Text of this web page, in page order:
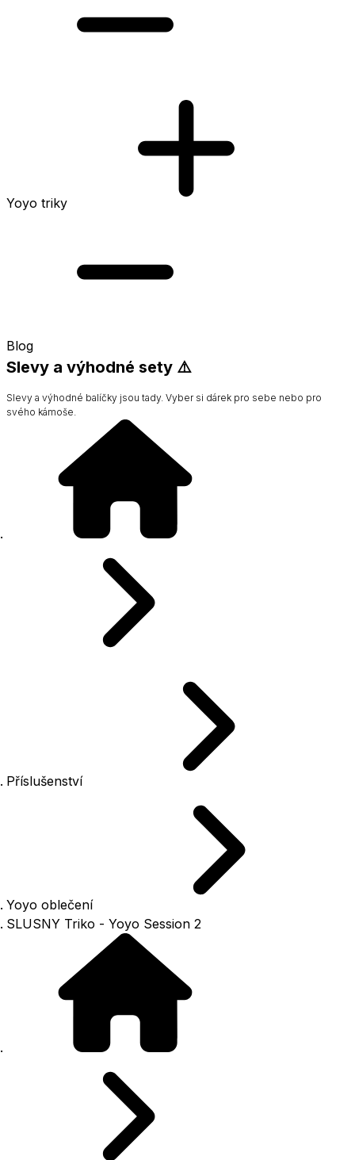
Yoyo triky
Blog
Slevy a výhodné sety ⚠️
Slevy a výhodné balíčky jsou tady. Vyber si dárek pro sebe nebo pro
svého kámoše.
Příslušenství
Yoyo oblečení
SLUSNY Triko - Yoyo Session 2